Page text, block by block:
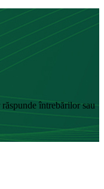
întrebărilor sau